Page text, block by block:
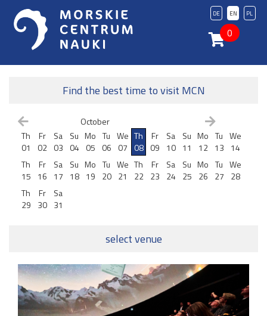
PL
EN
DE
0
Find the best time to visit MCN
October
Th
01
Fr
02
Sa
03
Su
04
Mo
05
Tu
06
We
07
Th
08
Fr
09
Sa
10
Su
11
Mo
12
Tu
13
We
14
Th
15
Fr
16
Sa
17
Su
18
Mo
19
Tu
20
We
21
Th
22
Fr
23
Sa
24
Su
25
Mo
26
Tu
27
We
28
Th
29
Fr
30
Sa
31
select venue